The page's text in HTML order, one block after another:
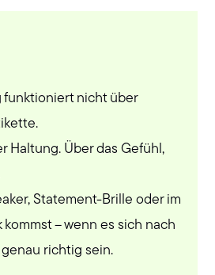
funktioniert nicht über
Haltung. Über das Gefühl,
Statement-Brille oder im
kommst – wenn es sich nach
richtig sein.